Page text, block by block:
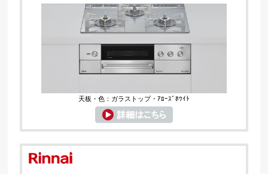
天板・色：ガラストップ・ｱﾛｰｽﾞﾎﾜｲﾄ